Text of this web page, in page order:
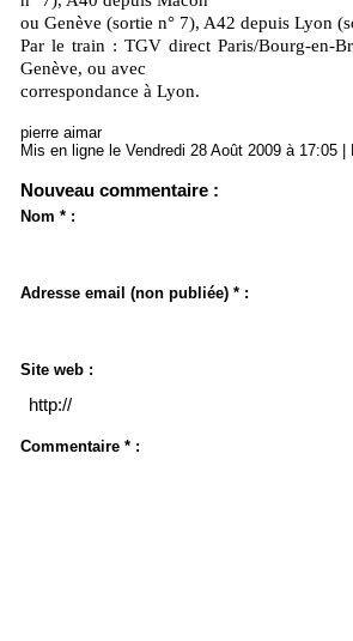
ou Genève (sortie n° 7), A42 depuis Lyon
Par le train : TGV direct Paris/Bourg-en-
Genève, ou avec
correspondance à Lyon.
pierre aimar
Mis en ligne le Vendredi 28 Août 2009 à 17:05 |
Nouveau commentaire :
Nom * :
Adresse email (non publiée) * :
Site web :
Commentaire * :